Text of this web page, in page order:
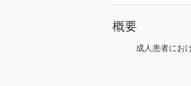
概要
成人患者にお